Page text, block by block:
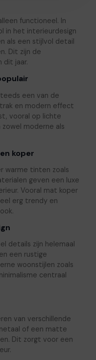
functioneel. In
in het interieurdesign
als een stijlvol detail
Dit zijn de
dit jaar.
een van de
en modern effect
vooral op lichte
moderne als
koper
warme tinten zoals
geven een luxe
Vooral mat koper
erg trendy en
details zijn helemaal
een rustige
woonstijlen zoals
centraal
van verschillende
of een matte
Dit zorgt voor een